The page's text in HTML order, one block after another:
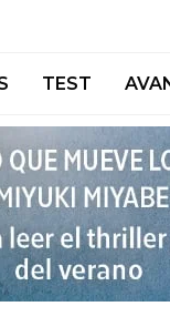
TEST